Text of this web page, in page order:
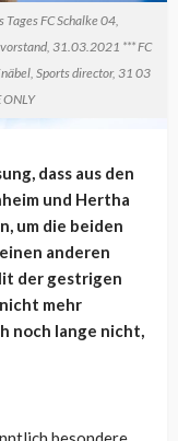
FC Schalke 04,
31.03.2021 *** FC
Sports director, 31 03
dass aus den
und Hertha
um die beiden
anderen
der gestrigen
mehr
noch lange nicht,